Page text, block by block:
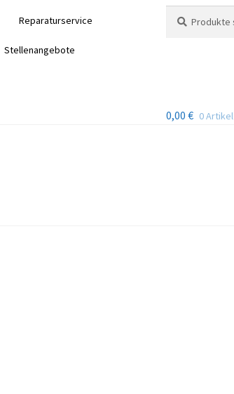
Reparaturservice
Stellenangebote
nach:
0,00 € 0 Artikel